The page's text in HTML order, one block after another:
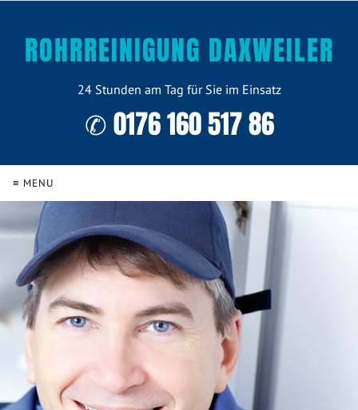
ROHRREINIGUNG DAXWEILER
24 Stunden am Tag für Sie im Einsatz
✆ 0176 160 517 86
≡ MENU